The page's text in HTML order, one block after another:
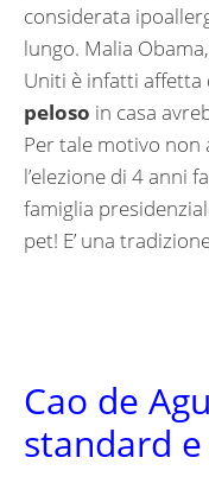
considerata
lungo. Malia
Uniti è infatti affetta
peloso in casa
Per tale motivo non
l’elezione di 4 anni
famiglia
pet! E’ una
Cao de
standard